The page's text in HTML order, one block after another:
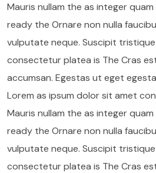
Mauris nullam the as integer
ready the Ornare non nulla
vulputate neque. Suscipit
consectetur platea is The Cras
accumsan. Egestas ut eget
Lorem as ipsum dolor sit amet
Mauris nullam the as integer
ready the Ornare non nulla
vulputate neque. Suscipit tristique
consectetur platea is The Cras